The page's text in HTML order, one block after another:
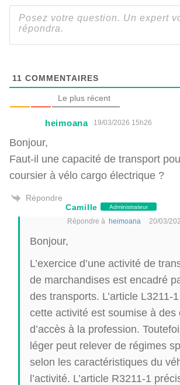
11 COMMENTAIRES
Le plus récent
heimoana 19/03/2026 15h26
Bonjour,
Faut-il une capacité de transport
coursier à vélo cargo électrique ?
Répondre
Camille
Administrateur
Répondre à heimoana 20/03/
Bonjour,
L’exercice d’une activité de
de marchandises est encadré
des transports. L’article L3211-
cette activité est soumise à des
d’accès à la profession.
léger peut relever de régimes
selon les caractéristiques du
l’activité. L’article R3211-1